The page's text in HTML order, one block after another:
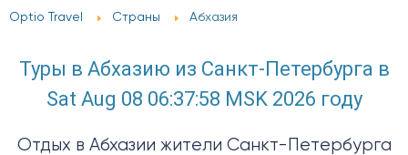
Optio Travel Страны Абхазия
Туры в Абхазию из Санкт-Петербурга в
Sat Aug 08 06:37:58 MSK 2026 году
Отдых в Абхазии жители Санкт-Петербурга